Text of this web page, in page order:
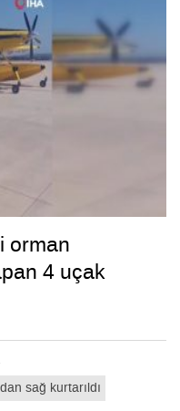
sağ kurtarıldı
orman
4 uçak